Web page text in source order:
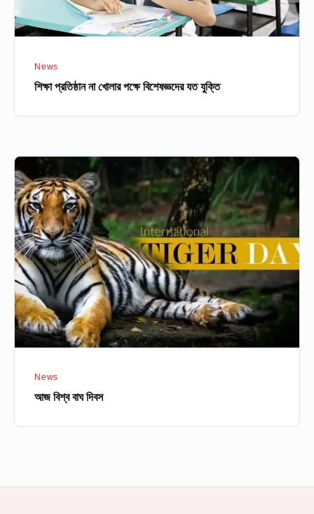
News
শিক্ষা প্রতিষ্ঠান না খোলার পক্ষে বিশেষজ্ঞদের যত যুক্তি
আজ
বিশ্ব
বাঘ
দিবস
News
আজ বিশ্ব বাঘ দিবস